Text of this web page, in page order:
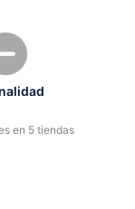
en 5 tiendas